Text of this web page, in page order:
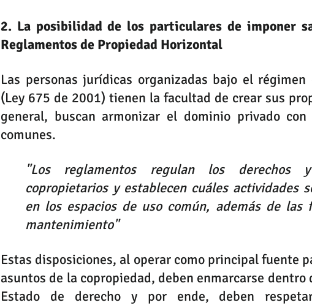
2. La posibilidad de los particulares de imponer
Reglamentos de Propiedad Horizontal
Las personas jurídicas organizadas bajo el
(Ley 675 de 2001) tienen la facultad de crear sus
general, buscan armonizar el dominio privado
comunes.
"Los reglamentos regulan los derechos
copropietarios y establecen cuáles actividades
en los espacios de uso común, además de las
mantenimiento"
Estas disposiciones, al operar como principal fuente
asuntos de la copropiedad, deben enmarcarse
Estado de derecho y por ende, deben